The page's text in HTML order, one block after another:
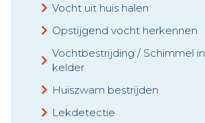
Vocht uit huis halen
Opstijgend vocht herkennen
Vochtbestrijding / Schimmel in
kelder
Huiszwam bestrijden
Lekdetectie